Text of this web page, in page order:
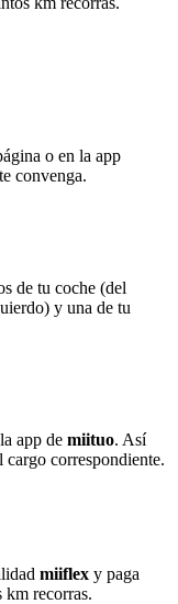
o en la app
convenga.
de tu coche (del
y una de tu
app de miituo. Así
cargo correspondiente.
miiflex y paga
km recorras.